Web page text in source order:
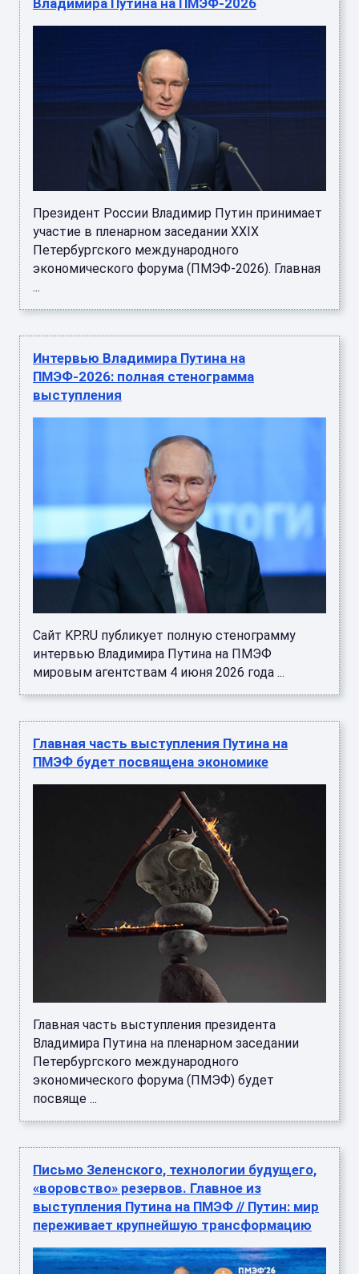
Владимира Путина на ПМЭФ-2026
Президент России Владимир Путин принимает
участие в пленарном заседании XXIX
Петербургского международного
экономического форума (ПМЭФ-2026). Главная
...
Интервью Владимира Путина на
ПМЭФ-2026: полная стенограмма
выступления
Сайт KP.RU публикует полную стенограмму
интервью Владимира Путина на ПМЭФ
мировым агентствам 4 июня 2026 года ...
Главная часть выступления Путина на
ПМЭФ будет посвящена экономике
Главная часть выступления президента
Владимира Путина на пленарном заседании
Петербургского международного
экономического форума (ПМЭФ) будет
посвяще ...
Письмо Зеленского, технологии будущего,
«воровство» резервов. Главное из
выступления Путина на ПМЭФ // Путин: мир
переживает крупнейшую трансформацию